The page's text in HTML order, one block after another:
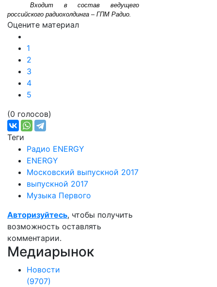
Входит в состав ведущего
российского радиохолдинга – ГПМ Радио.
Оцените материал
1
2
3
4
5
(0 голосов)
Теги
Радио ENERGY
ENERGY
Московский выпускной 2017
выпускной 2017
Музыка Первого
Авторизуйтесь, чтобы получить
возможность оставлять
комментарии.
Медиарынок
Новости
(9707)